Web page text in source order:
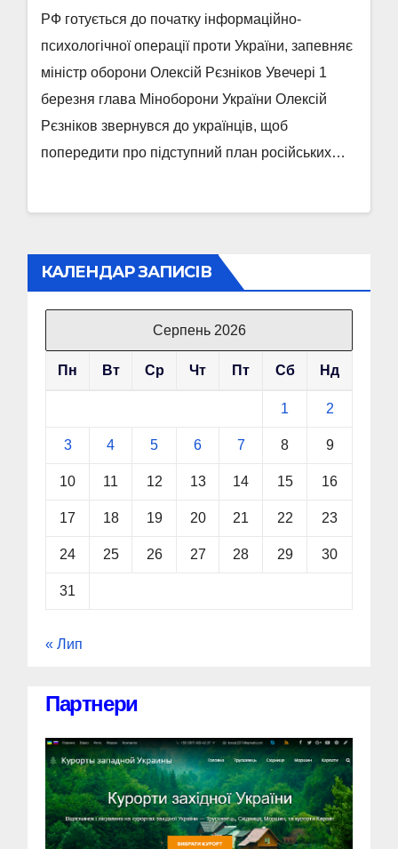
РФ готується до початку інформаційно-
психологічної операції проти України, запевняє
міністр оборони Олексій Рєзніков Увечері 1
березня глава Міноборони України Олексій
Рєзніков звернувся до українців, щоб
попередити про підступний план російських…
КАЛЕНДАР ЗАПИСІВ
Серпень 2026
Пн Вт Ср Чт Пт Сб Нд
1 2
3 4 5 6 7 8 9
10 11 12 13 14 15 16
17 18 19 20 21 22 23
24 25 26 27 28 29 30
31
« Лип
Партнери